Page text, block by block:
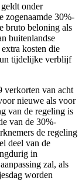
onder
zogenaamde 30%-
bruto beloning als
buitenlandse
kosten die
tijdelijke verblijf
verkorten van acht
nieuwe als voor
van de regeling is
van de 30%-
de regeling
deel van de
in
zal, als
worden